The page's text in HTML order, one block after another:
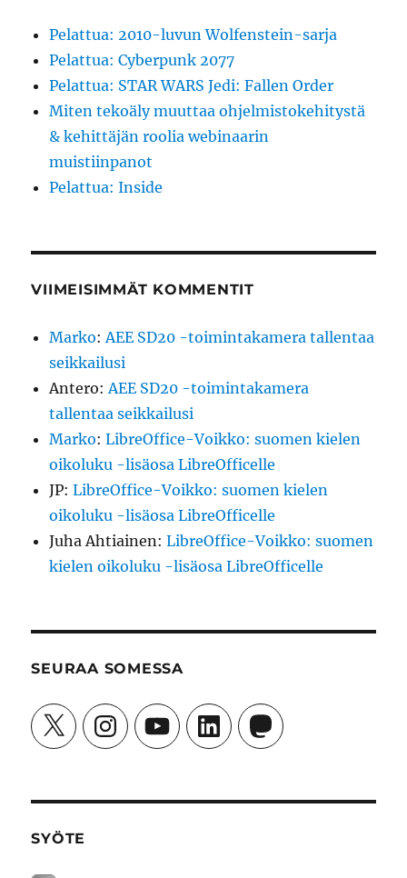
Pelattua: 2010-luvun Wolfenstein-sarja
Pelattua: Cyberpunk 2077
Pelattua: STAR WARS Jedi: Fallen Order
Miten tekoäly muuttaa ohjelmistokehitystä
& kehittäjän roolia webinaarin
muistiinpanot
Pelattua: Inside
VIIMEISIMMÄT KOMMENTIT
Marko:AEE SD20 -toimintakamera tallentaa
seikkailusi
Antero:AEE SD20 -toimintakamera
tallentaa seikkailusi
Marko:LibreOffice-Voikko: suomen kielen
oikoluku -lisäosa LibreOfficelle
JP:LibreOffice-Voikko: suomen kielen
oikoluku -lisäosa LibreOfficelle
Juha Ahtiainen:LibreOffice-Voikko: suomen
kielen oikoluku -lisäosa LibreOfficelle
SEURAA SOMESSA
X InstagramYouTubeLinkedInMastodon
SYÖTE